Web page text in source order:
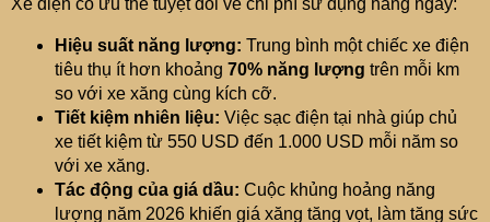
Xe điện có ưu thế tuyệt đối về chi phí sử dụng hàng ngày:
Hiệu suất năng lượng: Trung bình một chiếc xe điện
tiêu thụ ít hơn khoảng 70% năng lượng trên mỗi km
so với xe xăng cùng kích cỡ.
Tiết kiệm nhiên liệu: Việc sạc điện tại nhà giúp chủ
xe tiết kiệm từ 550 USD đến 1.000 USD mỗi năm so
với xe xăng.
Tác động của giá dầu: Cuộc khủng hoảng năng
lượng năm 2026 khiến giá xăng tăng vọt, làm tăng sức